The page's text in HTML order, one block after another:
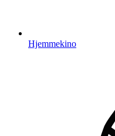
Hjemmekino